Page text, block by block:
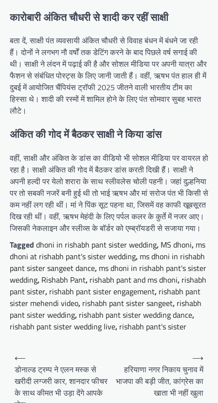
कारोबारी अंकित चौधरी से शादी कर रहीं साक्षी
बता दें, साक्षी पंत व्यवसायी अंकित चौधरी से विवाह बंधन में बंधने जा रही
हैं। दोनों ने लगभग नौ वर्षों तक डेटिंग करने के बाद पिछले वर्ष सगाई की
थी। साक्षी ने लंदन में पढ़ाई की है और सोशल मीडिया पर अपनी यात्रा और
फैशन से संबंधित पोस्ट्स के लिए जानी जाती हैं। वहीं, ऋषभ पंत हाल ही में
दुबई में आयोजित चैंपियंस ट्रॉफी 2025 जीतने वाली भारतीय टीम का
हिस्सा थे। शादी की रस्मों में शामिल होने के लिए पंत सोमवार सुबह भारत
लौटे।
अंकित की गोद में बैठकर साक्षी ने किया डांस
वहीं, साक्षी और अंकित के डांस का वीडियो भी सोशल मीडिया पर वायरल हो
रहा है। साक्षी अंकित की गोद में बैठकर डांस करती दिखी हैं। साक्षी ने
अपनी हल्दी पर येलो शरारा के साथ स्लीवलेस चोली पहनी। जहां दुल्हनिया
पर तो सबकी नजरें बनी हुई थी तो भाई ऋषभ और मां सरोज पंत भी किसी से
कम नहीं लग रही थीं। मां ने पिंक सूट पहना था, जिसमें वह काफी खूबसूरत
दिख रही थीं। वहीं, ऋषभ मेहंदी के लिए पर्पल कलर के कुर्ते में नजर आए।
जिसकी नेकलाइन और स्लीव्स के बॉर्डर को एम्ब्रॉयडरी से सजाया गया।
Tagged dhoni in rishabh pant sister wedding, MS dhoni, ms
dhoni at rishabh pant's sister wedding, ms dhoni in rishabh
pant sister sangeet dance, ms dhoni in rishabh pant's sister
wedding, Rishabh Pant, rishabh pant and ms dhoni, rishabh
pant sister, rishabh pant sister engagement, rishabh pant
sister mehendi video, rishabh pant sister sangeet, rishabh
pant sister wedding, rishabh pant sister wedding dance,
rishabh pant sister wedding live, rishabh pant's sister
Post
navigation
⟵
डोनाल्ड ट्रम्प ने एलन मस्क से
खरीदी लग्जरी कार, शानदार फीचर
के साथ कीमत भी उड़ा देंगे आपके
हरियाणा नगर निकाय चुनाव में
भाजपा की बड़ी जीत, कांग्रेस का
खाता भी नहीं खुला
⟶